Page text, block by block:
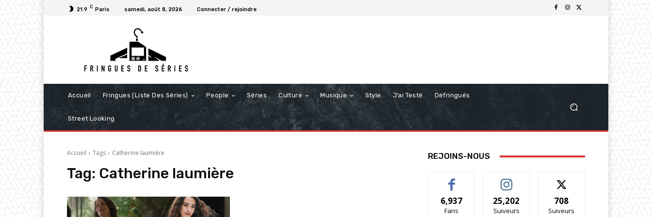
21.9 C Paris samedi, août 8, 2026 Connecter / rejoindre
Accueil Fringues (Liste Des Séries) People Séries Culture Musique Style J’ai Testé Défringués
Street Looking
Accueil Tags Catherine laumière
Tag: Catherine laumière
REJOINS-NOUS
6,937
Fans
25,202
Suiveurs
708
Suiveurs